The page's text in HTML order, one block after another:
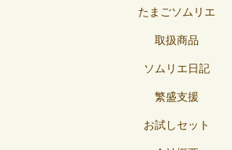
たまごソムリエ
取扱商品
ソムリエ日記
繁盛支援
お試しセット